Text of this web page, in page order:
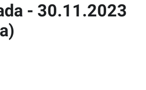
- 30.11.2023